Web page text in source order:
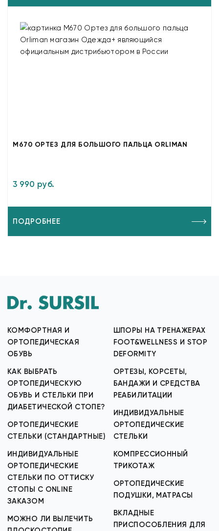
M670 ОРТЕЗ ДЛЯ БОЛЬШОГО ПАЛЬЦА ORLIMAN
3 990 руб.
ПОДРОБНЕЕ
КОМФОРТНАЯ И
ОРТОПЕДИЧЕСКАЯ
ОБУВЬ
КАК ВЫБРАТЬ
ОРТОПЕДИЧЕСКУЮ
ОБУВЬ И СТЕЛЬКИ ПРИ
ДИАБЕТИЧЕСКОЙ СТОПЕ?
ОРТОПЕДИЧЕСКИЕ
СТЕЛЬКИ (СТАНДАРТНЫЕ)
ИНДИВИДУАЛЬНЫЕ
ОРТОПЕДИЧЕСКИЕ
СТЕЛЬКИ ПО ОТТИСКУ
СТОПЫ С ONLINE
ЗАКАЗОМ
МОЖНО ЛИ ВЫЛЕЧИТЬ
ШПОРЫ НА ТРЕНАЖЕРАХ
FOOT&WELLNESS И STOP
DEFORMITY
ОРТЕЗЫ, КОРСЕТЫ,
БАНДАЖИ И СРЕДСТВА
РЕАБИЛИТАЦИИ
ИНДИВИДУАЛЬНЫЕ
ОРТОПЕДИЧЕСКИЕ
СТЕЛЬКИ
КОМПРЕССИОННЫЙ
ТРИКОТАЖ
ОРТОПЕДИЧЕСКИЕ
ПОДУШКИ, МАТРАСЫ
ВКЛАДНЫЕ
ПРИСПОСОБЛЕНИЯ ДЛЯ